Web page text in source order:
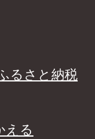
るさと納税
える